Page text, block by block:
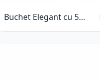
Buchet Elegant cu 5
Trandafiri Roșii și